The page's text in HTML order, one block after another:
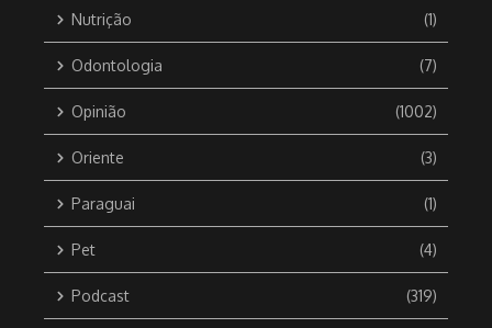
Nutrição (1)
Odontologia (7)
Opinião (1002)
Oriente (3)
Paraguai (1)
Pet (4)
Podcast (319)